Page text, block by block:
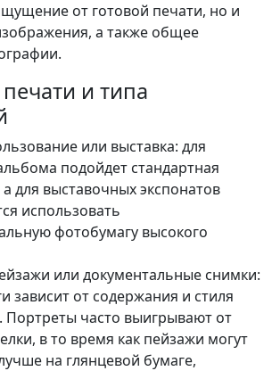
от готовой печати, но и
а также общее
и типа
или выставка: для
подойдет стандартная
для выставочных экспонатов
использовать
фотобумагу высокого
или документальные снимки:
зависит от содержания и стиля
Портреты часто выигрывают от
в то время как пейзажи могут
на глянцевой бумаге,